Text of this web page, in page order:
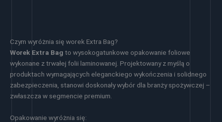
Czym wyróżnia się worek Extra Bag?
Worek Extra Bag to wysokogatunkowe opakowanie foliowe
wykonane z trwałej folii laminowanej. Projektowany z myślą o
produktach wymagających eleganckiego wykończenia i solidnego
zabezpieczenia, stanowi doskonały wybór dla branży spożywczej –
zwłaszcza w segmencie premium.
Opakowanie wyróżnia się: